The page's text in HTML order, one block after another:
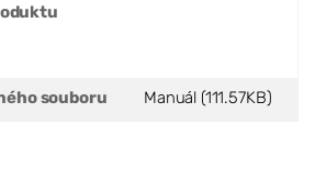
souboru Manuál (111.57KB)